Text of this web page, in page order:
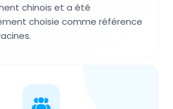
chinois et a été
choisie comme référence